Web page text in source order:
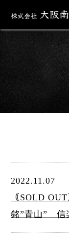
2022.11.07
｟SOLD
銘”青山” 信